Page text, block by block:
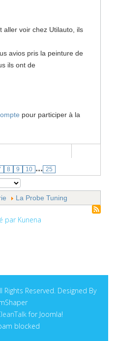
aller voir chez Utilauto, ils
avios pris la peinture de
ils ont de
pour participer à la
8 9 10 ... 25
La Probe Tuning
par Kunena
Reserved. Designed By
for Joomla!
blocked